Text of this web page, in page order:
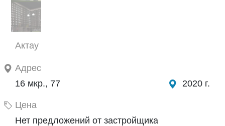
Актау
Адрес
16 мкр., 77
2020 г.
Цена
Нет предложений от застройщика